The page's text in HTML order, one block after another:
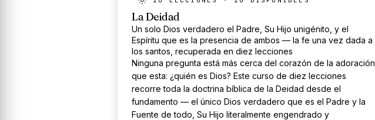
La Deidad
Un solo Dios verdadero el Padre, Su Hijo unigénito, y el
Espíritu que es la presencia de ambos — la fe una vez dada a
los santos, recuperada en diez lecciones
Ninguna pregunta está más cerca del corazón de la adoración
que esta: ¿quién es Dios? Este curso de diez lecciones
recorre toda la doctrina bíblica de la Deidad desde el
fundamento — el único Dios verdadero que es el Padre y la
Fuente de todo, Su Hijo literalmente engendrado y